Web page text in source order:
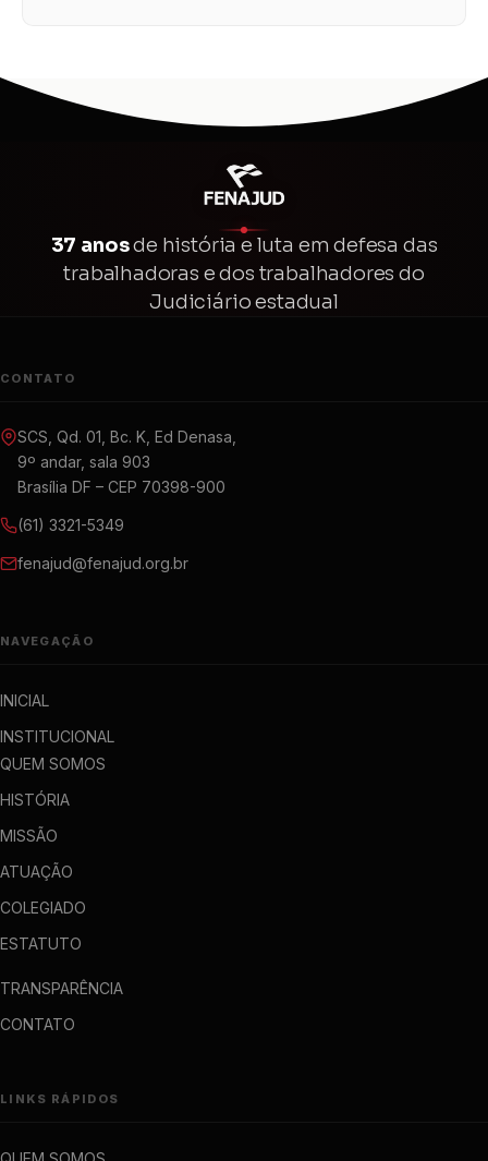
37 anosde história e luta em defesa das
trabalhadoras e dos trabalhadores do
Judiciário estadual
CONTATO
SCS, Qd. 01, Bc. K, Ed Denasa,
9º andar, sala 903
Brasília DF – CEP 70398-900
(61) 3321-5349
fenajud@fenajud.org.br
NAVEGAÇÃO
INICIAL
INSTITUCIONAL
QUEM SOMOS
HISTÓRIA
MISSÃO
ATUAÇÃO
COLEGIADO
ESTATUTO
TRANSPARÊNCIA
CONTATO
LINKS RÁPIDOS